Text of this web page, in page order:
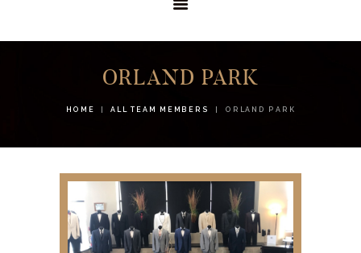
ORLAND PARK
HOME ALL TEAM MEMBERS ORLAND PARK